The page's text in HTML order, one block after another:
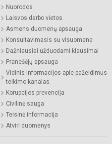
Nuorodos
Laisvos darbo vietos
Asmens duomenų apsauga
Konsultavimasis su visuomene
Dažniausiai užduodami klausimai
Pranešėjų apsauga
Vidinis informacijos apie pažeidimus
teikimo kanalas
Korupcijos prevencija
Civilinė sauga
Teisinė informacija
Atviri duomenys